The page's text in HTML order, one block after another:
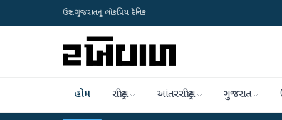
ઉત્તર ગુજરાતનું લોકપ્રિય દૈનિક
હોમ રાષ્ટ્રીય આંતરરાષ્ટ્રીય ગુજરાત